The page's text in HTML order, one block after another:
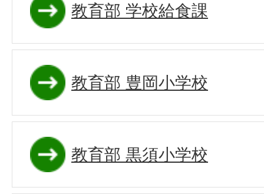
教育部 学校給食課
教育部 豊岡小学校
教育部 黒須小学校